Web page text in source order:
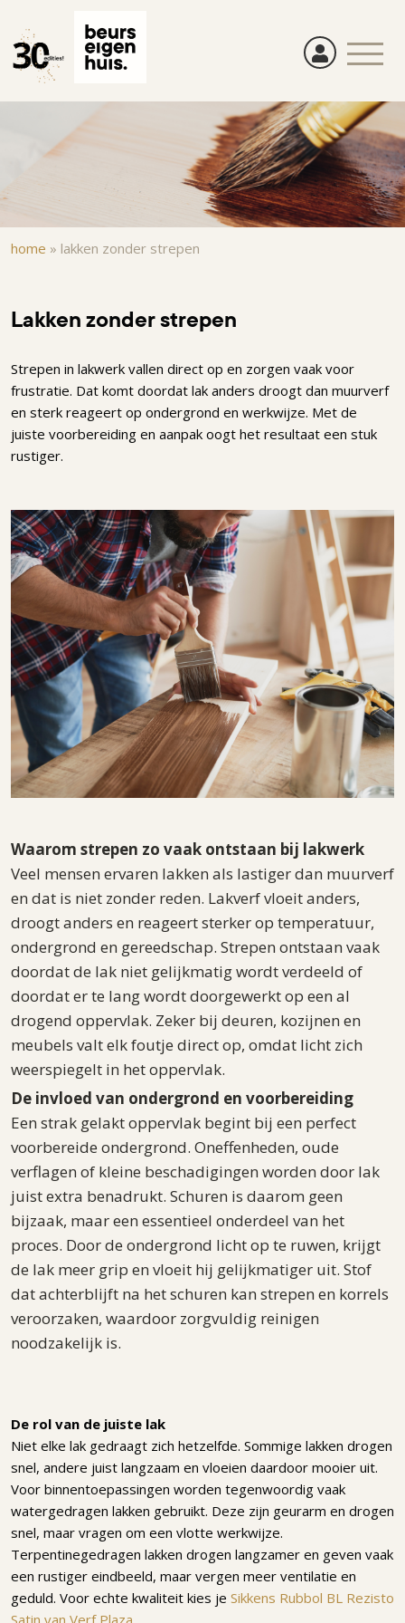
naar
de
Kruimelpad
home » lakken zonder strepen
Lakken zonder strepen
Strepen in lakwerk vallen direct op en zorgen vaak voor
frustratie. Dat komt doordat lak anders droogt dan muurverf
en sterk reageert op ondergrond en werkwijze. Met de
juiste voorbereiding en aanpak oogt het resultaat een stuk
rustiger.
Waarom strepen zo vaak ontstaan bij lakwerk
Veel mensen ervaren lakken als lastiger dan muurverf
en dat is niet zonder reden. Lakverf vloeit anders,
droogt anders en reageert sterker op temperatuur,
ondergrond en gereedschap. Strepen ontstaan vaak
doordat de lak niet gelijkmatig wordt verdeeld of
doordat er te lang wordt doorgewerkt op een al
drogend oppervlak. Zeker bij deuren, kozijnen en
meubels valt elk foutje direct op, omdat licht zich
weerspiegelt in het oppervlak.
De invloed van ondergrond en voorbereiding
Een strak gelakt oppervlak begint bij een perfect
voorbereide ondergrond. Oneffenheden, oude
verflagen of kleine beschadigingen worden door lak
juist extra benadrukt. Schuren is daarom geen
bijzaak, maar een essentieel onderdeel van het
proces. Door de ondergrond licht op te ruwen, krijgt
de lak meer grip en vloeit hij gelijkmatiger uit. Stof
dat achterblijft na het schuren kan strepen en korrels
veroorzaken, waardoor zorgvuldig reinigen
noodzakelijk is.
De rol van de juiste lak
Niet elke lak gedraagt zich hetzelfde. Sommige lakken drogen
snel, andere juist langzaam en vloeien daardoor mooier uit.
Voor binnentoepassingen worden tegenwoordig vaak
watergedragen lakken gebruikt. Deze zijn geurarm en drogen
snel, maar vragen om een vlotte werkwijze.
Terpentinegedragen lakken drogen langzamer en geven vaak
een rustiger eindbeeld, maar vergen meer ventilatie en
geduld. Voor echte kwaliteit kies je Sikkens Rubbol BL Rezisto
Satin van Verf Plaza